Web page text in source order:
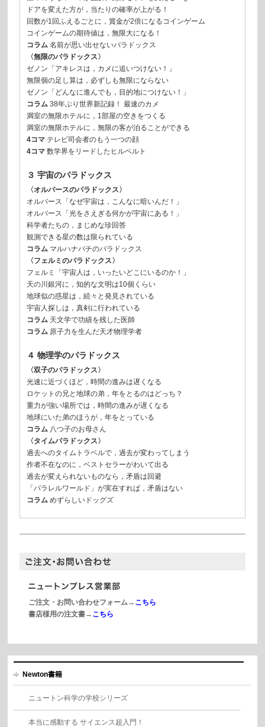
ドアを変えた方が，当たりの確率が上がる！
回数が1回ふえるごとに，賞金が2倍になるコインゲーム
コインゲームの期待値は，無限大になる！
コラム 名前が思い出せないパラドックス
〈無限のパラドックス〉
ゼノン「アキレスは，カメに追いつけない！」
無限個の足し算は，必ずしも無限にならない
ゼノン「どんなに進んでも，目的地につけない！」
コラム 38年ぶり世界新記録！ 最速のカメ
満室の無限ホテルに，1部屋の空きをつくる
満室の無限ホテルに，無限の客が泊ることができる
4コマ テレビ司会者のもう一つの顔
4コマ 数学界をリードしたヒルベルト
３ 宇宙のパラドックス
〈オルバースのパラドックス〉
オルバース「なぜ宇宙は，こんなに暗いんだ！」
オルバース「光をさえぎる何かが宇宙にある！」
科学者たちの，まじめな珍回答
観測できる星の数は限られている
コラム マルハナバチのパラドックス
〈フェルミのパラドックス〉
フェルミ「宇宙人は，いったいどこにいるのか！」
天の川銀河に，知的な文明は10個くらい
地球似の惑星は，続々と発見されている
宇宙人探しは，真剣に行われている
コラム 天文学で功績を残した医師
コラム 原子力を生んだ天才物理学者
４ 物理学のパラドックス
〈双子のパラドックス〉
光速に近づくほど，時間の進みは遅くなる
ロケットの兄と地球の弟，年をとるのはどっち？
重力が強い場所では，時間の進みが遅くなる
地球にいた弟のほうが，年をとっている
コラム 八つ子のお母さん
〈タイムパラドックス〉
過去へのタイムトラベルで，過去が変わってしまう
作者不在なのに，ベストセラーがわいて出る
過去が変えられないものなら，矛盾は回避
「パラレルワールド」が実在すれば，矛盾はない
コラム めずらしいドッグズ
ご注文・お問い合わせフォーム→ こちら
書店様用の注文書→ こちら
Newton書籍
ニュートン科学の学校シリーズ
本当に感動する サイエンス超入門！